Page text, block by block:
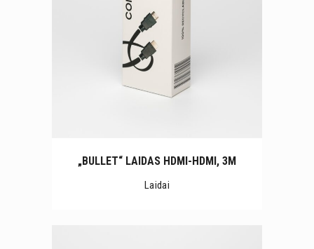
„BULLET“ LAIDAS HDMI-HDMI, 3M
Laidai